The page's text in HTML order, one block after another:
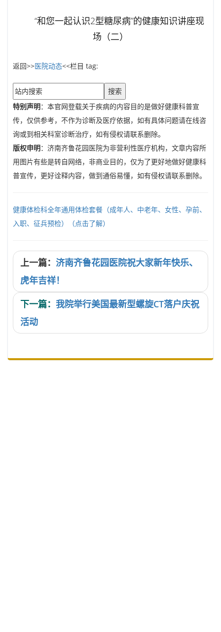
“和您一起认识2型糖尿病”的健康知识讲座现
场（二）
返回>>医院动态<<栏目 tag:
搜索
特别声明：本官网登载关于疾病的内容目的是做好健康科普宣
传，仅供参考，不作为诊断及医疗依据，如有具体问题请在线咨
询或到相关科室诊断治疗，如有侵权请联系删除。
版权申明：济南齐鲁花园医院为非营利性医疗机构，文章内容所
用图片有些是转自网络，非商业目的，仅为了更好地做好健康科
普宣传，更好诠释内容，做到通俗易懂，如有侵权请联系删除。
健康体检科全年通用体检套餐（成年人、中老年、女性、孕前、
入职、征兵预检）（点击了解）
上一篇： 济南齐鲁花园医院祝大家新年快乐、
虎年吉祥！
下一篇： 我院举行美国最新型螺旋CT落户庆祝
活动